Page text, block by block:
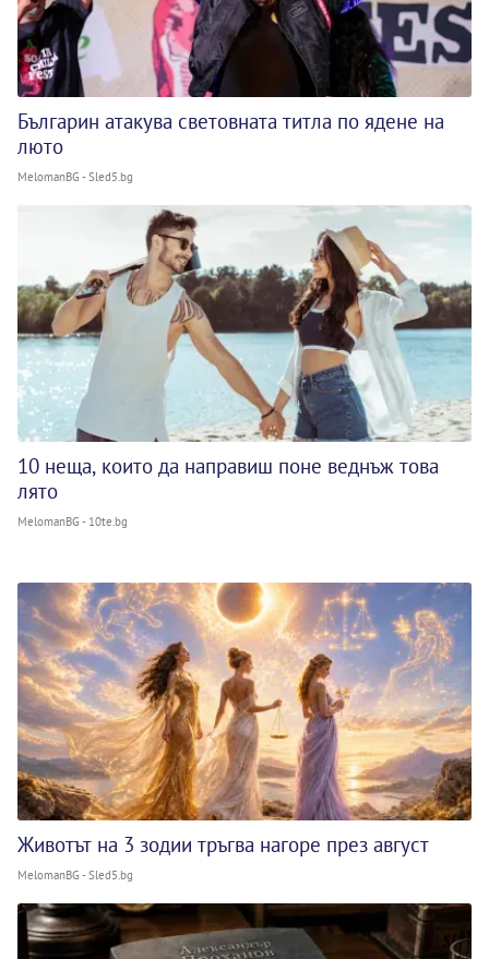
Българин атакува световната титла по ядене на
люто
MelomanBG - Sled5.bg
10 неща, които да направиш поне веднъж това
лято
MelomanBG - 10te.bg
Животът на 3 зодии тръгва нагоре през август
MelomanBG - Sled5.bg